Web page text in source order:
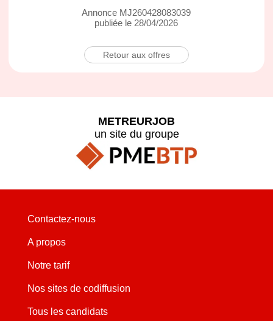
Annonce MJ260428083039
publiée le 28/04/2026
Retour aux offres
METREURJOB
un site du groupe
Contactez-nous
A propos
Notre tarif
Nos sites de codiffusion
Tous les candidats